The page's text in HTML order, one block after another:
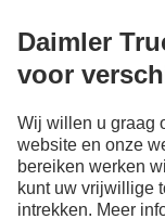
LANGUAGE
FR
Aanbieder